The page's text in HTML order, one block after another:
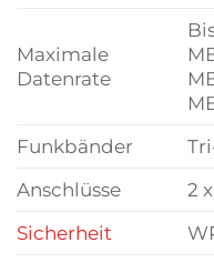
Maximale
Datenrate
Funkbänder
Anschlüsse
2
Sicherheit